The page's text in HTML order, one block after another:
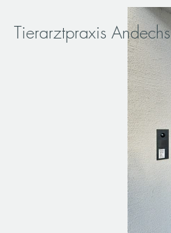
Tierarztpraxis Andechs